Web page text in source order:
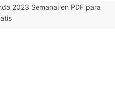
2023 Semanal en PDF para